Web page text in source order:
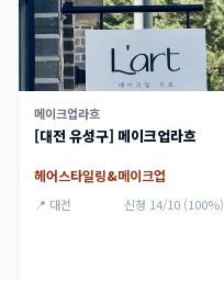
메이크업라흐
[대전 유성구] 메이크업라흐
헤어스타일링&메이크업
📍 대전 신청 14/10 (100%)